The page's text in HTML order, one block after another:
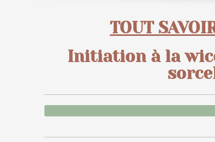
TOUT
Initiation à la
s